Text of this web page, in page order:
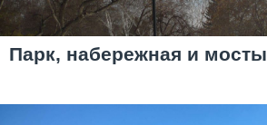
Парк, набережная и мосты